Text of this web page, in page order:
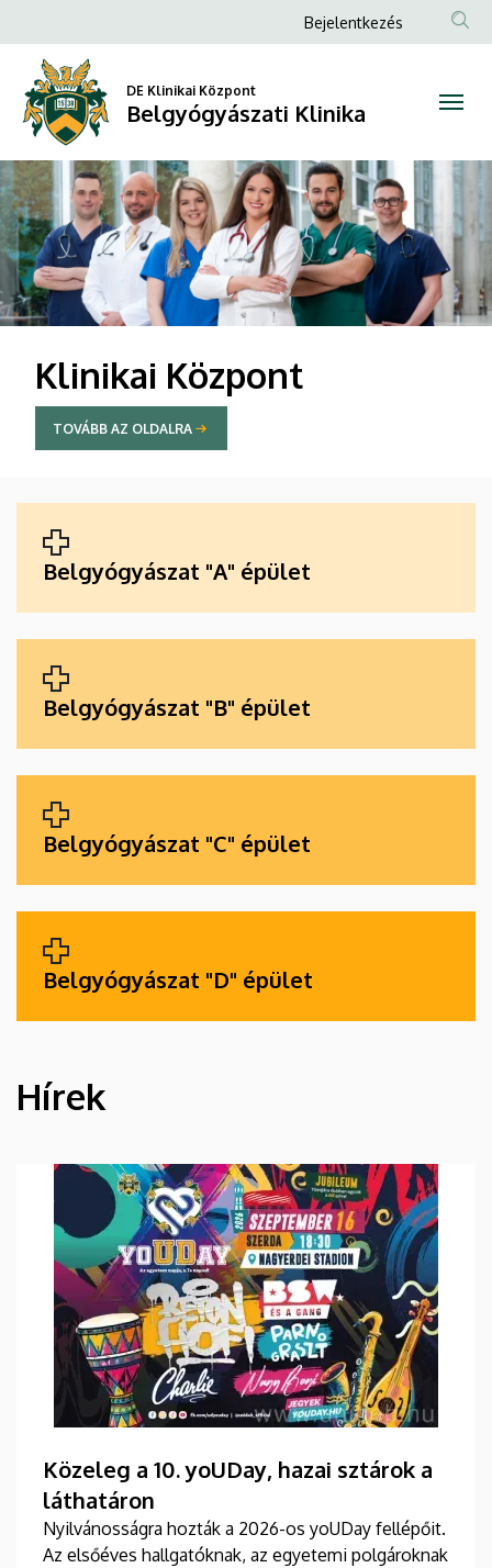
Klinika
Anonim
menüje
Bejelentkezés
DE Klinikai Központ
Belgyógyászati Klinika
DIAVETÍTÉS
Klinikai Központ
TOVÁBB AZ OLDALRA
Belgyógyászat "A" épület
Belgyógyászat "B" épület
Belgyógyászat "C" épület
Belgyógyászat "D" épület
HÍREK
Hírek
Közeleg a 10. yoUDay, hazai sztárok a
láthatáron
Nyilvánosságra hozták a 2026-os yoUDay fellépőit.
Az elsőéves hallgatóknak, az egyetemi polgároknak